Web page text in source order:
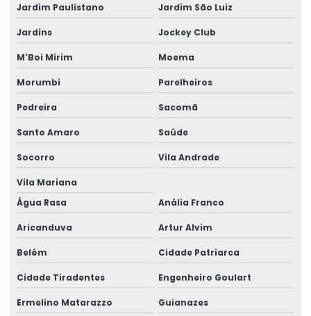
Cabo elétrico de 25 mm
Cabo elétrico 35mm
Cabo elétrico de 4 mm
Cabo elétrico para iluminação
Empresa de aluguel de gerador
Empresa de aluguel de gerador em camaçari
Empresa de gerador de energia em camaçari
Empresa de gerador para eventos
Empresa de gerador para eventos em camaçari
Empresa de geradores
Empresa de geradores em camaçari
Jardim Paulistano Jardim São Luiz
Jardins Jockey Club
M'Boi Mirim Moema
Morumbi Parelheiros
Pedreira Sacomã
Santo Amaro Saúde
Socorro Vila Andrade
Vila Mariana
Água Rasa
Anália Franco
Aricanduva Artur Alvim
Belém Cidade Patriarca
Cidade Tiradentes Engenheiro Goulart
Ermelino Matarazzo Guianazes